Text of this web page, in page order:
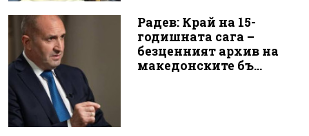
Радев: Край на 15-
годишната сага –
безценният архив на
македонските бъ...